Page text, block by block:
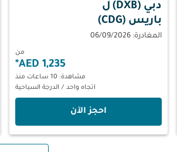
دبي (DXB)
ل
باريس (CDG)
المغادرة: 06/09/2026
من
1,235 AED
*
مشاهدة: 10 ساعات منذ
اتجاه واحد / الدرجة السياحية
‫احجز الآن‬